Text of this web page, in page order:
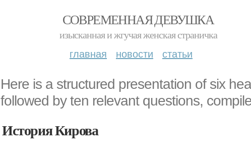
СОВРЕМЕННАЯ ДЕВУШКА
изысканная и жгучая женская страничка
главная новости статьи
Here is a structured presentation of six
followed by ten relevant questions,
История Кирова